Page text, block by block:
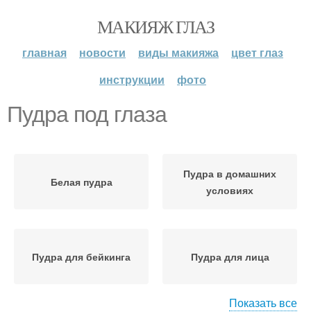
МАКИЯЖ ГЛАЗ
главная новости виды макияжа
цвет глаз
инструкции
фото
Пудра под глаза
Белая пудра
Пудра в домашних
условиях
Пудра для бейкинга Пудра для лица
Показать все